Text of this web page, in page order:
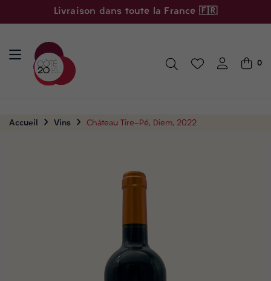
Livraison dans toute la France 🇫🇷
0
Accueil Vins Château Tire-Pé, Diem, 2022